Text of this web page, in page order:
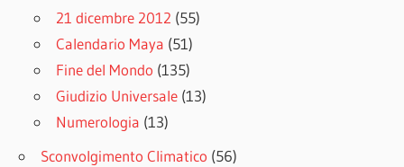
21 dicembre 2012 (55)
Calendario Maya (51)
Fine del Mondo (135)
Giudizio Universale (13)
Numerologia (13)
Sconvolgimento Climatico (56)